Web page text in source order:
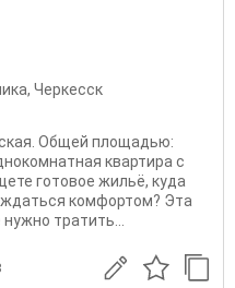
, Черкесск
Общей площадью:
квартира с
готовое жильё, куда
комфортом? Эта
тратить...